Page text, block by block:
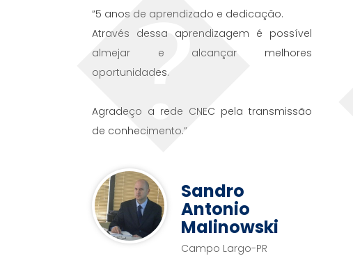
“5 anos de aprendizado e dedicação.
Através dessa aprendizagem é possível
almejar e alcançar melhores
oportunidades.
Agradeço a rede CNEC pela transmissão
de conhecimento.”
Sandro
Antonio
Malinowski
Campo Largo-PR